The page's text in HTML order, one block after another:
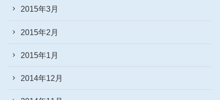
2015年3月
2015年2月
2015年1月
2014年12月